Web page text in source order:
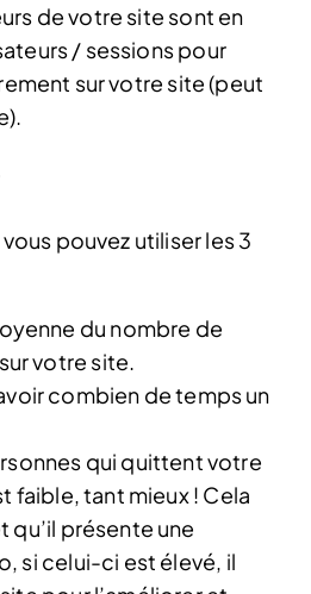
de votre site sont en
/ sessions pour
sur votre site (peut
pouvez utiliser les 3
du nombre de
votre site.
combien de temps un
qui quittent votre
faible, tant mieux ! Cela
qu’il présente une
si celui-ci est élevé, il